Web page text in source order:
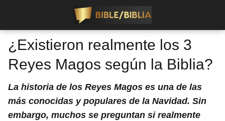
¿Existieron realmente los 3
Reyes Magos según la Biblia?
La historia de los Reyes Magos es una de las
más conocidas y populares de la Navidad. Sin
embargo, muchos se preguntan si realmente